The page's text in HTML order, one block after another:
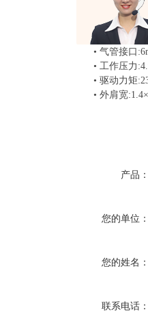
宽x高:
•打钉范围
外肩宽
• 气管接口
• 工作压力
• 驱动力矩
• 外肩宽:1.4×
产品
您的单位：
您的姓名
联系电话